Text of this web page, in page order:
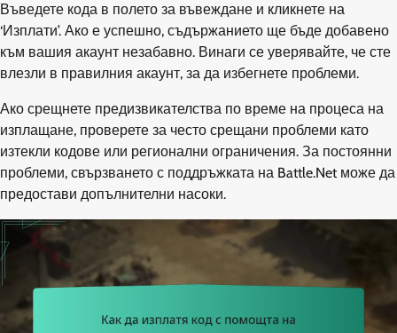
Въведете кода в полето за въвеждане и кликнете на
‘Изплати’. Ако е успешно, съдържанието ще бъде добавено
към вашия акаунт незабавно. Винаги се уверявайте, че сте
влезли в правилния акаунт, за да избегнете проблеми.
Ако срещнете предизвикателства по време на процеса на
изплащане, проверете за често срещани проблеми като
изтекли кодове или регионални ограничения. За постоянни
проблеми, свързването с поддръжката на Battle.Net може да
предостави допълнителни насоки.